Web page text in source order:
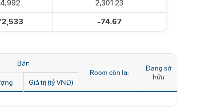
2,301.23
-74.67
Bán
Room còn lại
Đang sở
hữu
Giá trị (tỷ VNĐ)